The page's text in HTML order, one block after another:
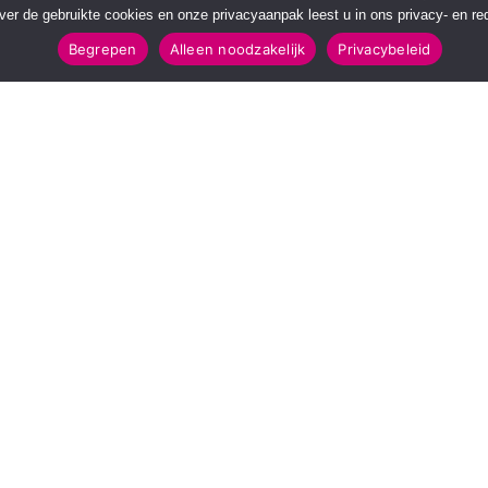
de gebruikte cookies en onze privacyaanpak leest u in ons privacy- en
Begrepen Alleen noodzakelijk Privacybeleid